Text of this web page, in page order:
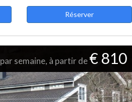
Réserver
par semaine, à partir de€ 810